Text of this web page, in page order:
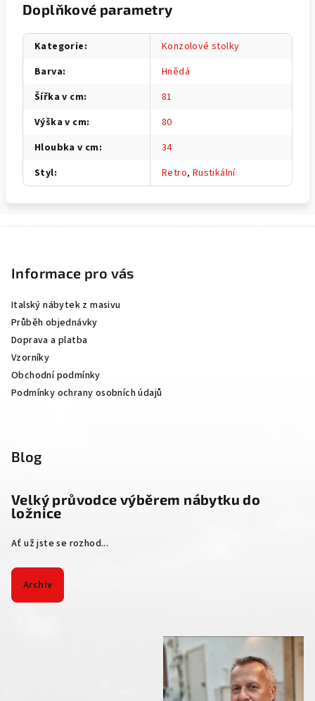
Doplňkové parametry
Kategorie:
Konzolové stolky
Barva:
Hnědá
Šířka v cm:
81
Výška v cm:
80
Hloubka v cm:
34
Styl: Retro, Rustikální
Informace pro vás
Italský nábytek z masivu
Průběh objednávky
Doprava a platba
Vzorníky
Obchodní podmínky
Podmínky ochrany osobních údajů
Blog
Velký průvodce výběrem nábytku do
ložnice
Ať už jste se rozhod...
Archiv